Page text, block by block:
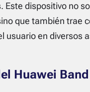
Este dispositivo no
que también trae
usuario en diversos
Huawei